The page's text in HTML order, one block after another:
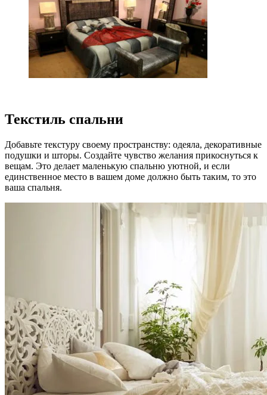
Текстиль спальни
Добавьте текстуру своему пространству: одеяла, декоративные
подушки и шторы. Создайте чувство желания прикоснуться к
вещам. Это делает маленькую спальню уютной, и если
единственное место в вашем доме должно быть таким, то это
ваша спальня.